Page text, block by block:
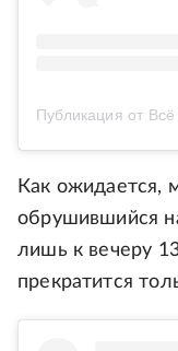
Как ожидается,
обрушившийся
лишь к вечеру
прекратится